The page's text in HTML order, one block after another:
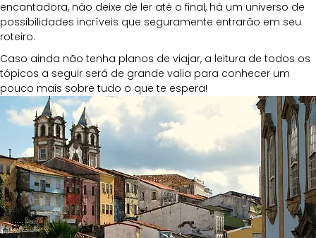
encantadora, não deixe de ler até o final, há um universo de
possibilidades incríveis que seguramente entrarão em seu
roteiro.
Caso ainda não tenha planos de viajar, a leitura de todos os
tópicos a seguir será de grande valia para conhecer um
pouco mais sobre tudo o que te espera!